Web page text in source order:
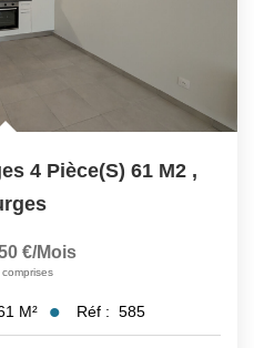
4 Pièce(s) 61 M2 ,
€/mois
M² Réf : 585